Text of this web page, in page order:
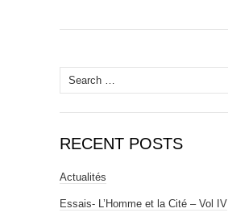
Search
for:
RECENT POSTS
Actualités
Essais- L’Homme et la Cité – Vol IV